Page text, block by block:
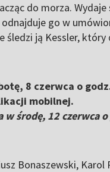
do morza. Wydaje
go w
śledzi ją Kessler, który
8 czerwca o
mobilnej.
w środę, 12 czerwca
Bonaszewski, Karol